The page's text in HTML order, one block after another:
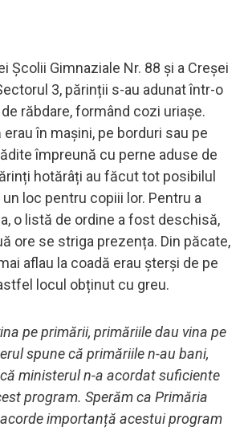
Școlii Gimnaziale Nr. 88 și a Creșei
3, părinții s-au adunat într-o
răbdare, formând cozi uriașe.
în mașini, pe borduri sau pe
împreună cu perne aduse de
hotărâți au făcut tot posibilul
loc pentru copiii lor. Pentru a
o listă de ordine a fost deschisă,
ore se striga prezența. Din păcate,
aflau la coadă erau șterși de pe
locul obținut cu greu.
pe primării, primăriile dau vina pe
spune că primăriile n-au bani,
ministerul n-a acordat suficiente
program. Sperăm ca Primăria
importanță acestui program